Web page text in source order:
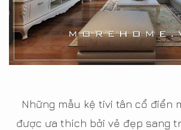
Những mẫu kệ tivi tân cổ điển
được ưa thích bởi vẻ đẹp sang